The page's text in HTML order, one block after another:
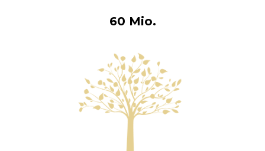
60 Mio.